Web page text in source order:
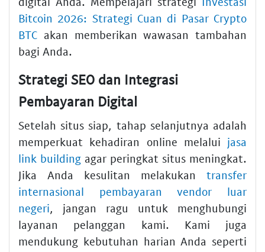
Bitcoin 2026: Strategi Cuan di Pasar Crypto
BTC akan memberikan wawasan tambahan
bagi Anda.
Strategi SEO dan Integrasi
Pembayaran Digital
Setelah situs siap, tahap selanjutnya adalah
memperkuat kehadiran online melalui jasa
link building agar peringkat situs meningkat.
Jika Anda kesulitan melakukan transfer
internasional pembayaran vendor luar
negeri, jangan ragu untuk menghubungi
layanan pelanggan kami. Kami juga
mendukung kebutuhan harian Anda seperti